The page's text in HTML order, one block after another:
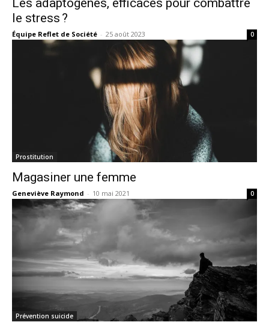
le stress ?
Équipe Reflet de Société - 25 août 2023 0
Prostitution
Magasiner une femme
Geneviève Raymond - 10 mai 2021 0
Prévention suicide